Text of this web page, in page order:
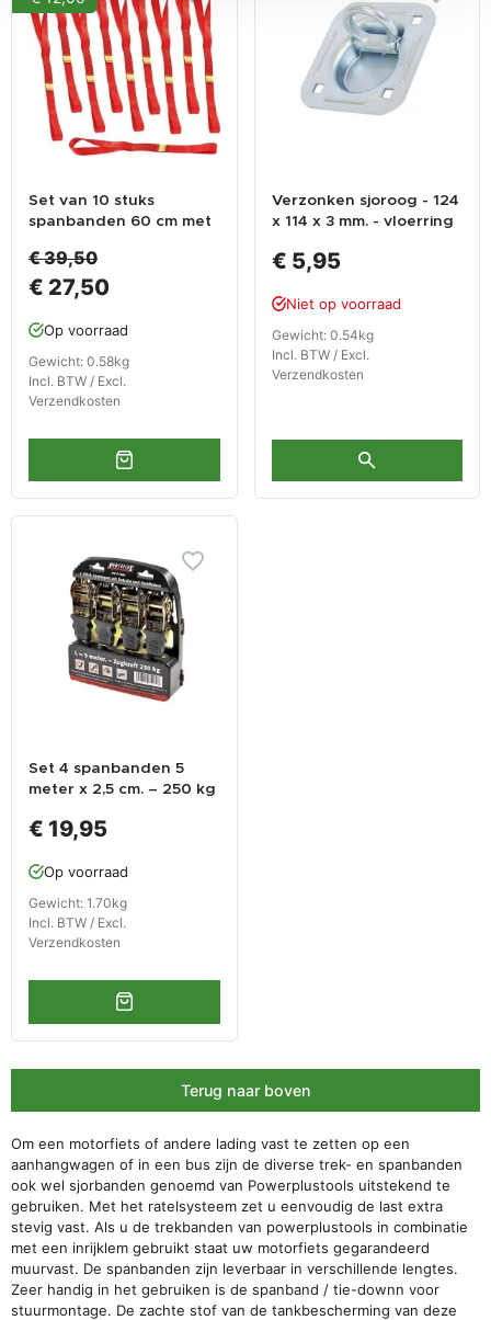
Set van 10 stuks
spanbanden 60 cm met
zonder ijzeren haken
€ 39,50
€ 27,50
Op voorraad
Gewicht: 0.58kg
Incl. BTW / Excl.
Verzendkosten
Verzonken sjoroog - 124
x 114 x 3 mm. - vloerring
aanhangwagen.
€ 5,95
Niet op voorraad
Gewicht: 0.54kg
Incl. BTW / Excl.
Verzendkosten
Set 4 spanbanden 5
meter x 2,5 cm. – 250 kg
€ 19,95
Op voorraad
Gewicht: 1.70kg
Incl. BTW / Excl.
Verzendkosten
Terug naar boven
Om een motorfiets of andere lading vast te zetten op een
aanhangwagen of in een bus zijn de diverse trek- en spanbanden
ook wel sjorbanden genoemd van Powerplustools uitstekend te
gebruiken. Met het ratelsysteem zet u eenvoudig de last extra
stevig vast. Als u de trekbanden van powerplustools in combinatie
met een inrijklem gebruikt staat uw motorfiets gegarandeerd
muurvast. De spanbanden zijn leverbaar in verschillende lengtes.
Zeer handig in het gebruiken is de spanband / tie-downn voor
stuurmontage. De zachte stof van de tankbescherming van deze